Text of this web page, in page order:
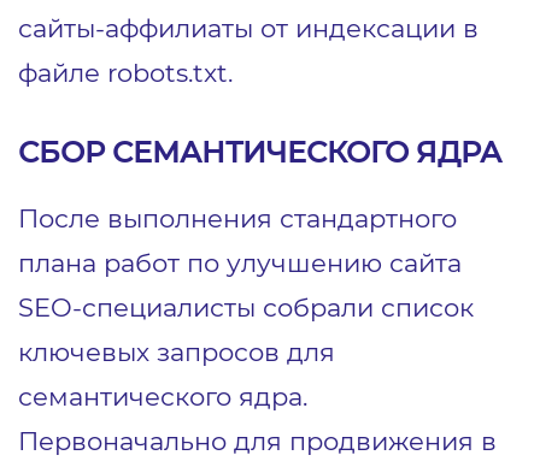
сайты-аффилиаты от индексации в
файле robots.txt.
СБОР СЕМАНТИЧЕСКОГО ЯДРА
После выполнения стандартного
плана работ по улучшению сайта
SEO-специалисты собрали список
ключевых запросов для
семантического ядра.
Первоначально для продвижения в